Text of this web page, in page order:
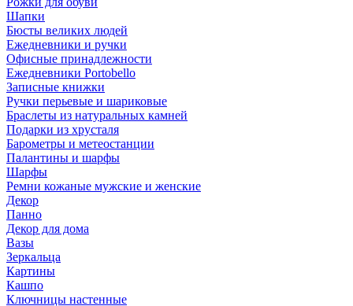
Шапки
Бюсты великих людей
Ежедневники и ручки
Офисные принадлежности
Ежедневники Portobello
Записные книжки
Ручки перьевые и шариковые
Браслеты из натуральных камней
Подарки из хрусталя
Барометры и метеостанции
Палантины и шарфы
Шарфы
Ремни кожаные мужские и женские
Декор
Панно
Декор для дома
Вазы
Зеркальца
Картины
Кашпо
Ключницы настенные